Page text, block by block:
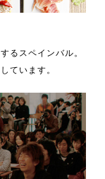
るスペインバル。
ています。